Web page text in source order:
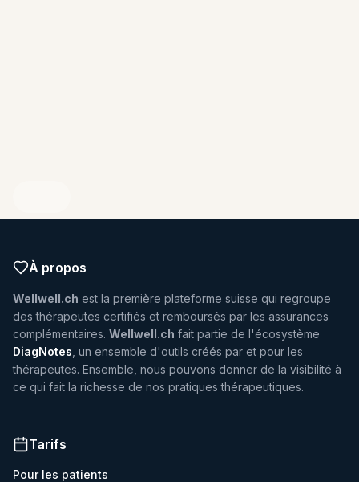
À propos
Wellwell.ch est la première plateforme suisse qui regroupe
des thérapeutes certifiés et remboursés par les assurances
complémentaires. Wellwell.ch fait partie de l'écosystème
DiagNotes , un ensemble d'outils créés par et pour les
thérapeutes. Ensemble, nous pouvons donner de la visibilité à
ce qui fait la richesse de nos pratiques thérapeutiques.
Tarifs
Pour les patients